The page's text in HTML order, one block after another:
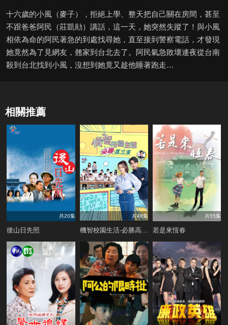
十六歲的小風（麥子），拒絕上學、整天把自己關在房間，甚至
不跟爸爸阿民（莊凱勛）講話，這一天，她突然失蹤了！與小風
相依為命的阿民著急的到處找尋她，直至接到警察電話，才發現
她竟然為了見網友，翹家到台北去了。阿民氣急敗壞連夜從台南
殺到台北找到小風，沒想到她竟又趁他睡著跑走…
相關推薦
共20集
後山日先照
共48集
機智校園生活-必勝高三生
共55集
若是來恆春